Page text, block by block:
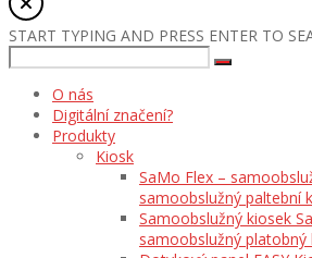
START TYPING AND PRESS ENTER TO
O nás
Digitální značení?
Produkty
Kiosk
SaMo Flex –
samoobslužný paltební
Samoobslužný kiosek
samoobslužný platobný